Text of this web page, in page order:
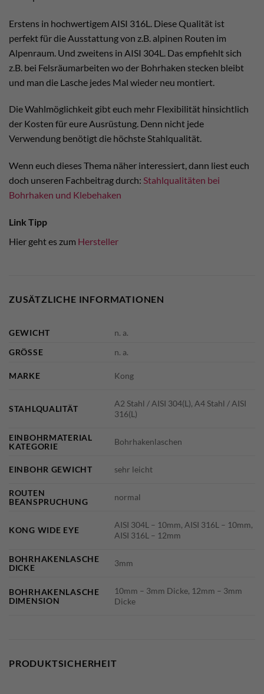
Erstens in hochwertigem AISI 316L. Diese Qualität ist
perfekt für die Ausstattung von z.B. alpinen Routen im
Alpenraum. Und zweitens in AISI 304L. Das empfiehlt sich
z.B. bei Felsräumarbeiten wo der Bohrhaken stecken bleibt
und man die Lasche jedes Mal wieder neu montiert.
Die Wahlmöglichkeit gibt euch mehr Flexibilität hinsichtlich
der Kosten für eure Ausrüstung. Denn nicht jede
Verwendung benötigt die höchste Stahlqualität.
Wenn euch dieses Thema näher interessiert, dann liest euch
doch unseren Fachbeitrag durch: Stahlqualitäten bei
Bohrhaken und Klebehaken
Link Tipp
Hier geht es zum Hersteller
ZUSÄTZLICHE INFORMATIONEN
GEWICHT
n. a.
GRÖSSE
n. a.
MARKE Kong
STAHLQUALITÄT
A2 Stahl / AISI 304(L), A4 Stahl / AISI
316(L)
EINBOHRMATERIAL
KATEGORIE
Bohrhakenlaschen
EINBOHR GEWICHT sehr leicht
ROUTEN
BEANSPRUCHUNG
normal
KONG WIDE EYE
AISI 304L – 10mm, AISI 316L – 10mm,
AISI 316L – 12mm
BOHRHAKENLASCHE
DICKE
3mm
BOHRHAKENLASCHE
DIMENSION
10mm – 3mm Dicke, 12mm – 3mm
Dicke
PRODUKTSICHERHEIT